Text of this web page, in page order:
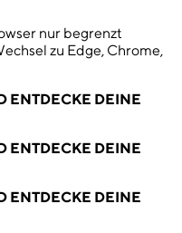
nur begrenzt
zu Edge, Chrome,
ENTDECKE DEINE
ENTDECKE DEINE
ENTDECKE DEINE